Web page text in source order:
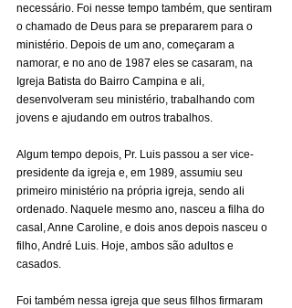
necessário. Foi nesse tempo também, que sentiram
o chamado de Deus para se prepararem para o
ministério. Depois de um ano, começaram a
namorar, e no ano de 1987 eles se casaram, na
Igreja Batista do Bairro Campina e ali,
desenvolveram seu ministério, trabalhando com
jovens e ajudando em outros trabalhos.
Algum tempo depois, Pr. Luis passou a ser vice-
presidente da igreja e, em 1989, assumiu seu
primeiro ministério na própria igreja, sendo ali
ordenado. Naquele mesmo ano, nasceu a filha do
casal, Anne Caroline, e dois anos depois nasceu o
filho, André Luis. Hoje, ambos são adultos e
casados.
Foi também nessa igreja que seus filhos firmaram